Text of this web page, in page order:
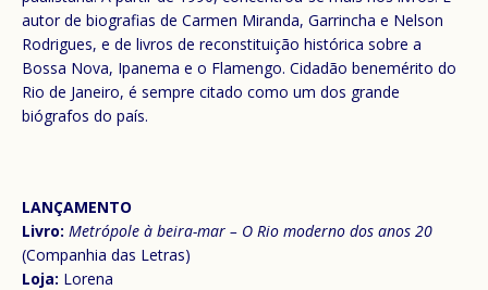
autor de biografias de Carmen Miranda, Garrincha e Nelson
Rodrigues, e de livros de reconstituição histórica sobre a
Bossa Nova, Ipanema e o Flamengo. Cidadão benemérito do
Rio de Janeiro, é sempre citado como um dos grande
biógrafos do país.
LANÇAMENTO
Livro: Metrópole à beira-mar – O Rio moderno dos anos 20
(Companhia das Letras)
Loja: Lorena